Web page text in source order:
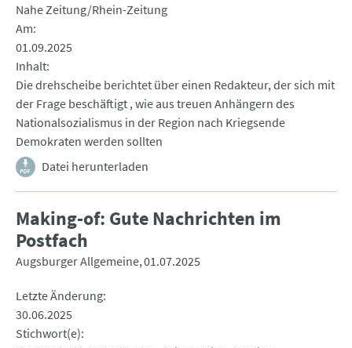
Nahe Zeitung/Rhein-Zeitung
Am
01.09.2025
Inhalt
Die drehscheibe berichtet über einen Redakteur, der sich mit
der Frage beschäftigt , wie aus treuen Anhängern des
Nationalsozialismus in der Region nach Kriegsende
Demokraten werden sollten
Datei herunterladen
Making-of: Gute Nachrichten im
Postfach
Augsburger Allgemeine 01.07.2025
Letzte Änderung
30.06.2025
Stichwort(e)